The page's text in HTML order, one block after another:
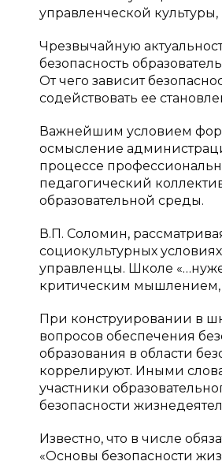
управленческой
Чрезвычайную
безопасность
От чего зависит
содействовать ее
Важнейшим условием
осмысление
процессе
педагогический
образовательной среды.
В.П. Соломин,
социокультурных
управленцы. Школе
критическим мышлением,
При конструировании в
вопросов обеспечения
образования в области
коррелируют. Иными
участники
безопасности
Известно, что в числе
«Основы безопасности